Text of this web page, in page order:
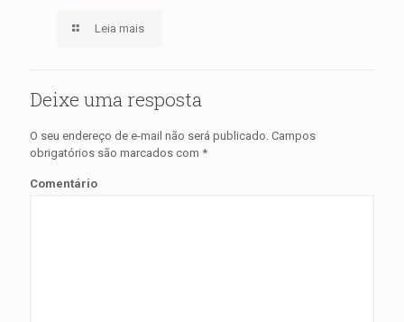
Leia mais
Deixe uma resposta
O seu endereço de e-mail não será publicado. Campos
obrigatórios são marcados com *
Comentário